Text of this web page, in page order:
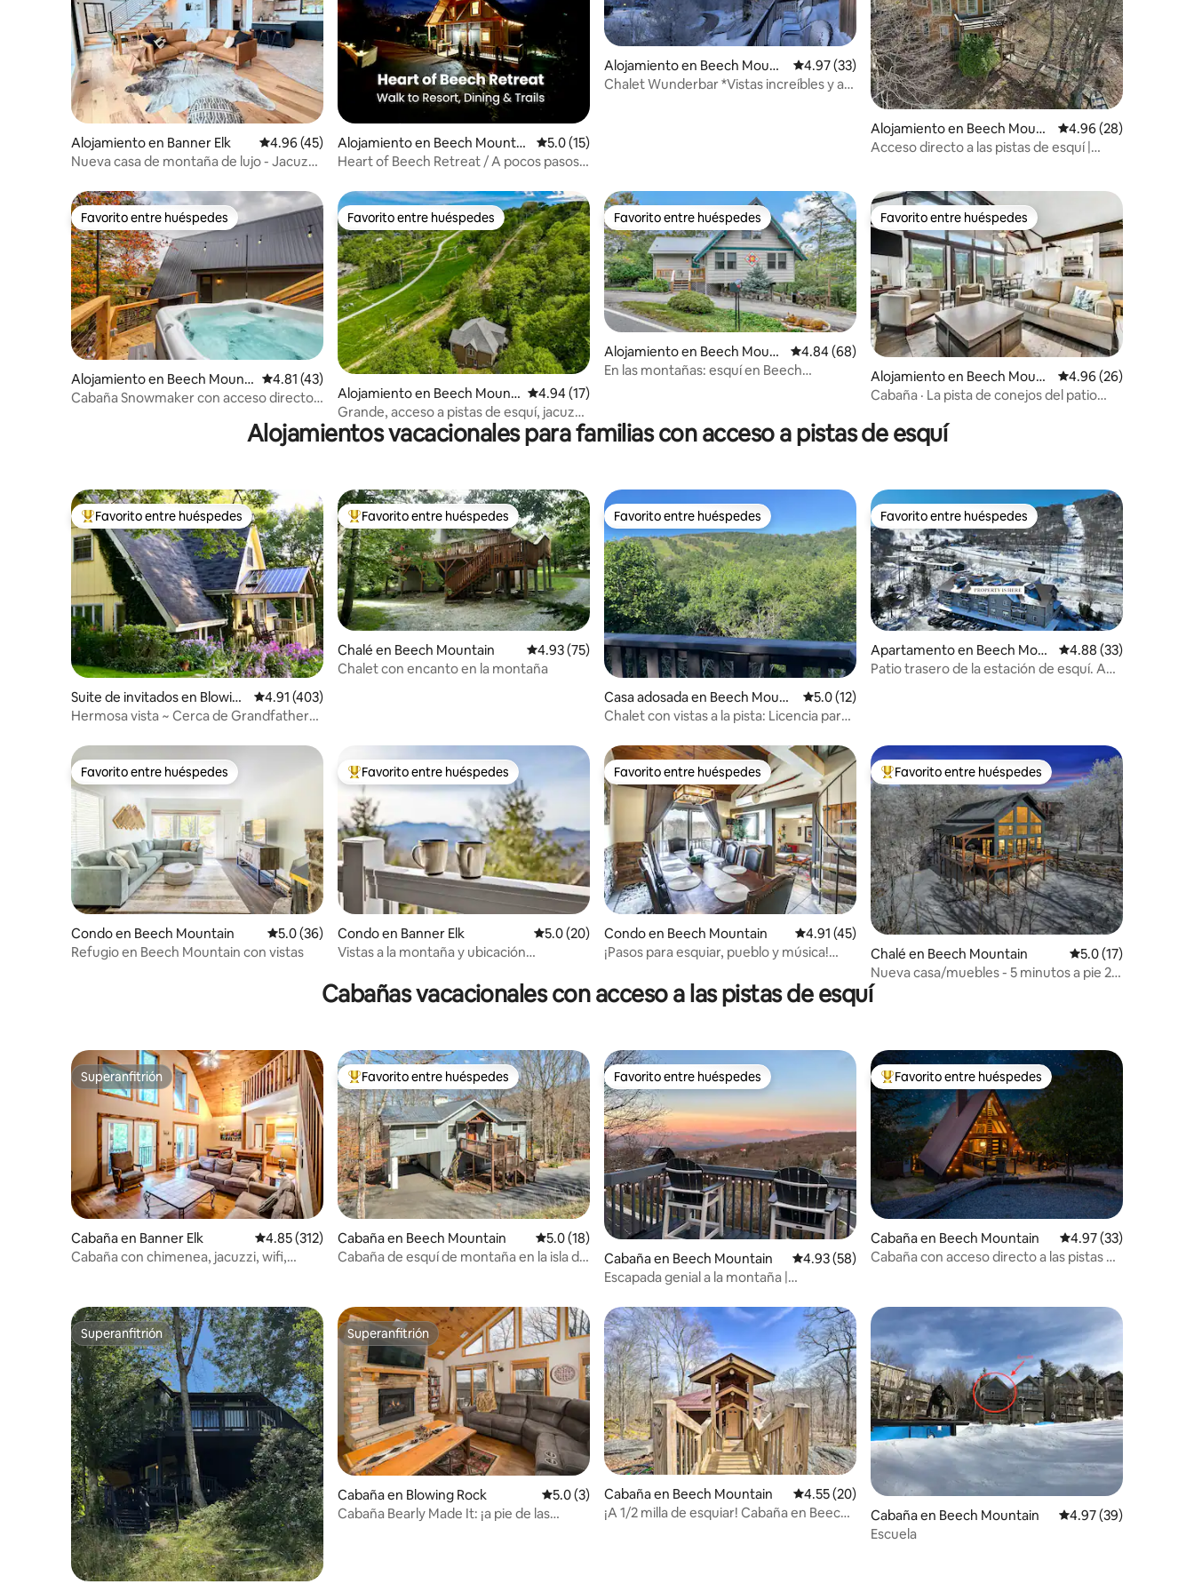
Alojamiento en Banner Elk Calificación promedio: 4.96 de 5, 45 reseñas
4.96 (45)
Nueva casa de montaña de lujo - Jacuzzi
Alojamiento en Beech Mountai
n
Calificación promedio: 5.0 de 5, 15 reseñas
5.0 (15)
Heart of Beech Retreat / A pocos pasos
Alojamiento en Beech Mount
ain
Calificación promedio: 4.97 de 5, 33 reseñas
4.97 (33)
Chalet Wunderbar *Vistas increíbles y a
Alojamiento en Beech Mount
ain
Calificación
4.96 (28)
Acceso directo a las pistas de esquí |
Favorito entre huéspedes
Favorito entre huéspedes
Alojamiento en Beech Mount
ain
Calificación promedio: 4.81 de 5, 43 reseñas
4.81 (43)
Cabaña Snowmaker con acceso directo a
Favorito entre huéspedes
Favorito entre huéspedes
Alojamiento en Beech Mount
ain
Calificación promedio: 4.94 de 5, 17 reseñas
4.94 (17)
Grande, acceso a pistas de esquí, jacuzzi,
bar con fregadero, 16 plazas
Favorito entre huéspedes
Favorito entre huéspedes
Alojamiento en Beech Mount
ain
Calificación promedio: 4.84 de 5, 68 reseñas
4.84 (68)
En las montañas: esquí en Beech
Favorito entre huéspedes
Favorito entre huéspedes
Alojamiento en Beech Mount
ain
Calificación
4.96 (26)
Cabaña · La pista de conejos del patio
esquí
Alojamientos vacacionales para familias con acceso a pistas de esquí
Favorito entre huéspedes preferido
Favorito entre huéspedes
Suite de invitados en Blowin
g Rock
Calificación promedio: 4.91 de 5, 403 reseñas
4.91 (403)
Hermosa vista ~ Cerca de Grandfather
Favorito entre huéspedes preferido
Favorito entre huéspedes
Chalé en Beech Mountain Calificación promedio: 4.93 de 5, 75 reseñas
4.93 (75)
Chalet con encanto en la montaña
Favorito entre huéspedes
Favorito entre huéspedes
Casa adosada en Beech Mount
ain
Calificación promedio: 5.0 de 5, 12 reseñas
5.0 (12)
Chalet con vistas a la pista: Licencia para
Favorito entre huéspedes
Favorito entre huéspedes
Apartamento en Beech Mou
ntain
Calificación
4.88 (33)
Patio trasero de la estación de esquí. A
Favorito entre huéspedes
Favorito entre huéspedes
Condo en Beech Mountain Calificación promedio: 5.0 de 5, 36 reseñas
5.0 (36)
Refugio en Beech Mountain con vistas
Favorito entre huéspedes preferido
Favorito entre huéspedes
Condo en Banner Elk Calificación promedio: 5.0 de 5, 20 reseñas
5.0 (20)
Vistas a la montaña y ubicación
Favorito entre huéspedes
Favorito entre huéspedes
Condo en Beech Mountain Calificación promedio: 4.91 de 5, 45 reseñas
4.91 (45)
¡Pasos para esquiar, pueblo y música!
Favorito entre huéspedes preferido
Favorito entre huéspedes
Chalé en Beech Mountain Calificación
5.0 (17)
Nueva casa/muebles - 5 minutos a pie 2
pistas
Cabañas vacacionales con acceso a las pistas de esquí
Superanfitrión
Superanfitrión
Cabaña en Banner Elk Calificación promedio: 4.85 de 5, 312 reseñas
4.85 (312)
Cabaña con chimenea, jacuzzi, wifi,
Favorito entre huéspedes preferido
Favorito entre huéspedes
Cabaña en Beech Mountain Calificación promedio: 5.0 de 5, 18 reseñas
5.0 (18)
Cabaña de esquí de montaña en la isla de
Favorito entre huéspedes
Favorito entre huéspedes
Cabaña en Beech Mountain Calificación promedio: 4.93 de 5, 58 reseñas
4.93 (58)
Escapada genial a la montaña |
montaña | Jacuzzi
Favorito entre huéspedes preferido
Favorito entre huéspedes
Cabaña en Beech Mountain Calificación
4.97 (33)
Cabaña con acceso directo a las pistas de
Superanfitrión
Superanfitrión Superanfitrión
Superanfitrión
Cabaña en Blowing Rock Calificación promedio: 5.0 de 5, 3 reseñas
5.0 (3)
Cabaña Bearly Made It: ¡a pie de las
Cabaña en Beech Mountain Calificación promedio: 4.55 de 5, 20 reseñas
4.55 (20)
¡A 1/2 milla de esquiar! Cabaña en Beech
Cabaña en Beech Mountain Calificación
4.97 (39)
Escuela